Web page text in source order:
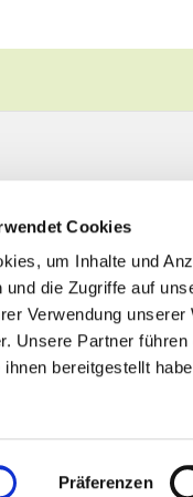
Cookies
um Inhalte und
und die Zugriffe auf
Verwendung
Unsere Partner
bereitgestellt
Präferenzen